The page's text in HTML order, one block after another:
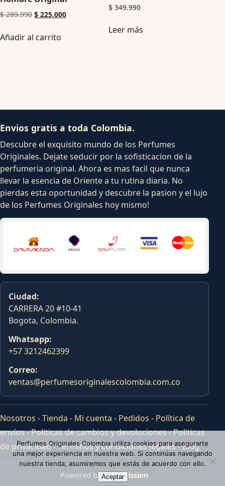
$289.990 $ 225.000
Añadir al carrito
$ 349.990
Leer más
Envios gratis a toda Colombia.
Descubre el exquisito mundo de los Perfumes
Originales. Dejate seducir por la sofisticacion de la
perfumeria original. Ahora es mas facil que nunca
llevar la esencia de Oriente a tu rutina diaria. No
pierdas esta oportunidad y descubre la pasion y el lujo
de los Perfumes Originales hoy mismo!
Ciudad:
CARRERA 20 #10-41
Bogota, Colombia.
Whatsapp:
+57 3212462399
Correo:
ventas@perfumesoriginalescolombia.com.co
Nosotros -Tienda - Mi cuenta - Pedidos - Política de
envíos-Politicas de cambios y devoluciones-Politicas
de privacidad-Terminos y condiciones legales-Blog
Powered byTras Mission
Perfumes Originales Colombia utiliza cookies para asegurarte
una mejor experiencia en nuestra web. Si continúas navegando
nuestra tienda, asumiremos que estás de acuerdo con ello.
Aceptar